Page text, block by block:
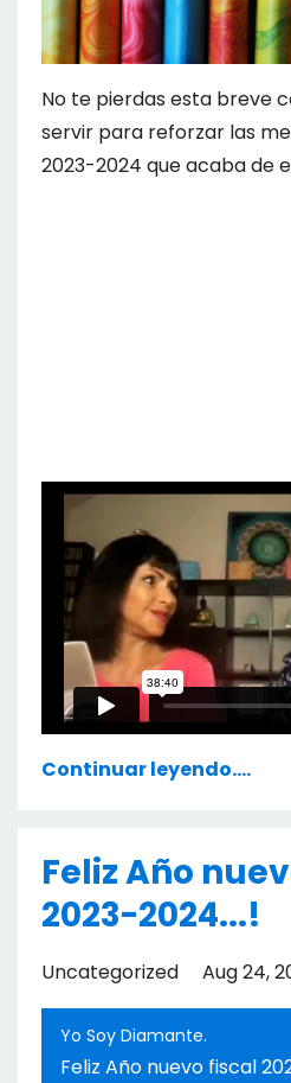
No te pierdas esta breve
servir para reforzar las
2023-2024 que acaba de
Continuar leyendo....
Feliz Año
2023-2024...!
Uncategorized Aug 24,
Yo Soy Diamante.
Feliz Año nuevo fiscal